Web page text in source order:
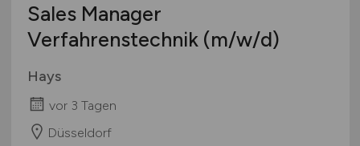
Sales Manager
Verfahrenstechnik (m/w/d)
Hays
vor 3 Tagen
Düsseldorf